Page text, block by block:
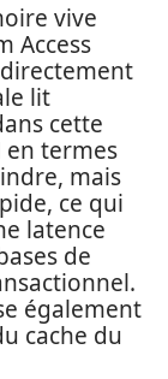
vive
Access
lit
cette
en termes
mais
ce qui
latence
de
également
cache du